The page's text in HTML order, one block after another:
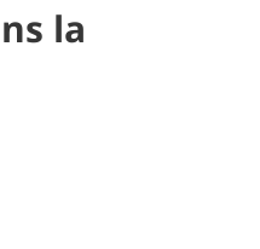
la